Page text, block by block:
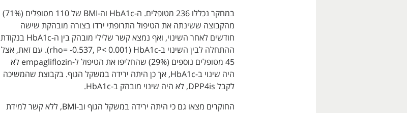
במחקר נכללו 236 מטופלים. ה-HbA1c וה-BMI של 110 מטופלים (71%)
מהקבוצה ששינתה את הטיפול התרופתי ירדו בצורה מובהקת שישה
חודשים לאחר השינוי, ואף נמצא קשר שלילי מובהק בין ה-HbA1c בנקודת
ההתחלה לבין השינוי ב-HbA1c
(rho= -0.537, P< 0.001). עם זאת, אצל
45 מטופלים נוספים (29%) שהחליפו את הטיפול ל-empagliflozin לא
היה שינוי ב-HbA1c, אך כן היתה ירידה במשקל הגוף. בקבוצת שהמשיכה
לקבל DPP4is, לא היה שינוי מובהק ב-HbA1c.
החוקרים מצאו גם כי היתה ירידה במשקל הגוף וב-BMI, ללא קשר למידת